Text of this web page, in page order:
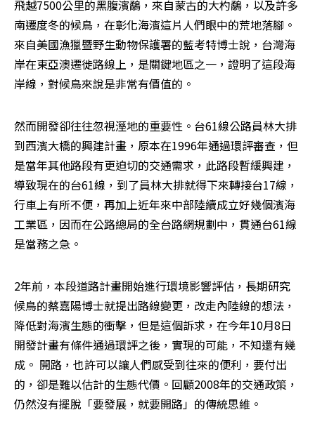
飛越7500公里的黑腹濱鷸，來自蒙古的大杓鷸，以及許多
南遷度冬的候鳥，在彰化海濱這片人們眼中的荒地落腳。
來自美國漁獵暨野生動物保護署的藍考特博士說，台灣海
岸在東亞澳遷徙路線上，是關鍵地區之一，證明了這段海
岸線，對候鳥來說是非常有價值的。
然而開發卻往往忽視溼地的重要性。台61線公路員林大排
到西濱大橋的興建計畫，原本在1996年通過環評審查，但
是當年其他路段有更迫切的交通需求，此路段暫緩興建，
導致現在的台61線，到了員林大排就得下來轉接台17線，
行車上有所不便，再加上近年來中部陸續成立好幾個濱海
工業區，因而在公路總局的全台路網規劃中，貫通台61線
是當務之急。
2年前，本段道路計畫開始進行環境影響評估，長期研究
候鳥的蔡嘉陽博士就提出路線變更，改走內陸線的想法，
降低對海濱生態的衝擊，但是這個訴求，在今年10月8日
開發計畫有條件通過環評之後，實現的可能，不知還有幾
成。 開路，也許可以讓人們感受到往來的便利，要付出
的，卻是難以估計的生態代價。回顧2008年的交通政策，
仍然沒有擺脫「要發展，就要開路」的傳統思維。